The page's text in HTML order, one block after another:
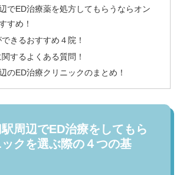
でED治療薬を処方してもらうならオン
すめ！
できるおすすめ４院！
関するよくある質問！
のED治療クリニックのまとめ！
駅周辺でED治療をしてもら
クを選ぶ際の４つの基